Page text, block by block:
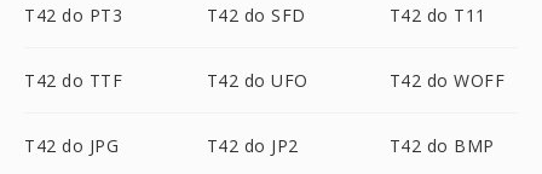
T42 do PT3 T42 do SFD T42 do T11
T42 do TTF T42 do UFO T42 do WOFF
T42 do JPG T42 do JP2 T42 do BMP